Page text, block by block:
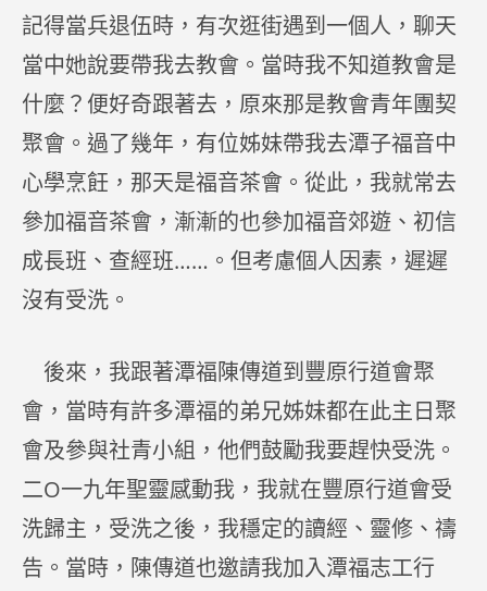
記得當兵退伍時，有次逛街遇到一個人，聊天
當中她說要帶我去教會。當時我不知道教會是
什麼？便好奇跟著去，原來那是教會青年團契
聚會。過了幾年，有位姊妹帶我去潭子福音中
心學烹飪，那天是福音茶會。從此，我就常去
參加福音茶會，漸漸的也參加福音郊遊、初信
成長班、查經班……。但考慮個人因素，遲遲
沒有受洗。
後來，我跟著潭福陳傳道到豐原行道會聚
會，當時有許多潭福的弟兄姊妹都在此主日聚
會及參與社青小組，他們鼓勵我要趕快受洗。
二O一九年聖靈感動我，我就在豐原行道會受
洗歸主，受洗之後，我穩定的讀經、靈修、禱
告。當時，陳傳道也邀請我加入潭福志工行